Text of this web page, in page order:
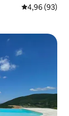
4,96 de uma
4,96 (93)